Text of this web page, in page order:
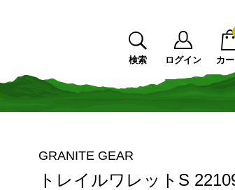
検索 ログイン カ
GRANITE GEAR
トレイルワレットS